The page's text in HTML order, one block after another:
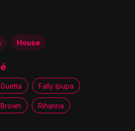
House
Fally Ipupa
Rihanna